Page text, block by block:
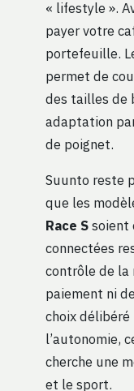
« lifestyle ».
payer votre
portefeuille.
permet de
des tailles de
adaptation
de poignet.
Suunto reste
que les
Race Ssoient
connectées
contrôle de la
paiement ni
choix
l’autonomie,
cherche une
et le sport.